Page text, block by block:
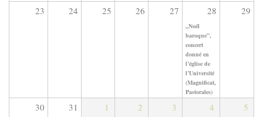
23 24 25 26 27 28 29
„Noël
baroque”,
concert
donné en
l’église de
l’Université
(Magnificat,
Pastorales)
30 31 1 2 3 4 5